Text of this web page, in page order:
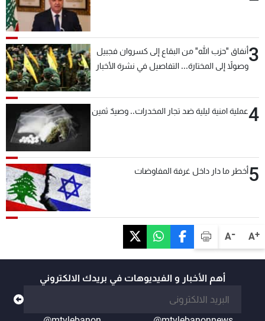
A+
A-
3أنفاق "حزب الله" من البقاع إلى كسروان فجبيل
وصولاً إلى المختارة... التفاصيل في نشرة الأخبار
4عملية امنية ليلية ضد تجار المخدرات.. وصيدٌ ثمين
5أخطر ما دار داخل غرفة المفاوضات
أهم الأخبار و الفيديوهات في بريدك الالكتروني